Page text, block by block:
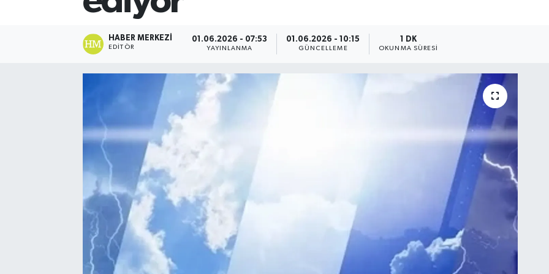
HABER MERKEZI
EDITÖR
01.06.2026 - 07:53
YAYINLANMA
01.06.2026 - 10:15
GÜNCELLEME
1 DK
OKUNMA SÜRESI